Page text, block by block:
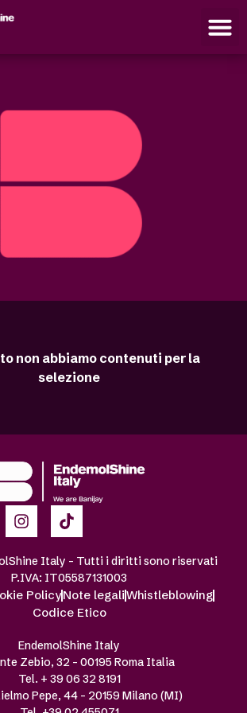
non abbiamo contenuti per la
selezione
Italy – Tutti i diritti sono riservati
P.IVA: IT05587131003
PolicyNote legaliWhistleblowing
Codice Etico
EndemolShine Italy
Zebio, 32 – 00195 Roma Italia
Tel. + 39 06 32 8191
Pepe, 44 – 20159 Milano (MI)